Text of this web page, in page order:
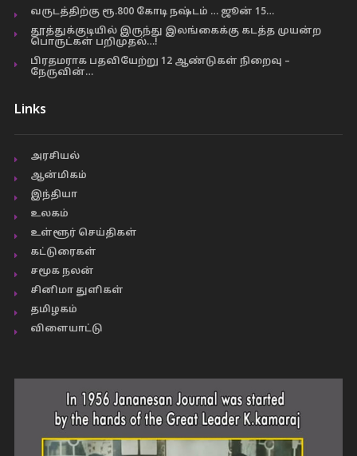
வருடத்திற்கு ரூ.800 கோடி நஷ்டம் … ஜூன் 15…
தூத்துக்குடியில் இருந்து இலங்கைக்கு கடத்த முயன்ற
பொருட்கள் பறிமுதல்…!
பிரதமராக பதவியேற்று 12 ஆண்டுகள் நிறைவு –
நேருவின்…
Links
அரசியல்
ஆன்மிகம்
இந்தியா
உலகம்
உள்ளூர் செய்திகள்
கட்டுரைகள்
சமூக நலன்
சினிமா துளிகள்
தமிழகம்
விளையாட்டு